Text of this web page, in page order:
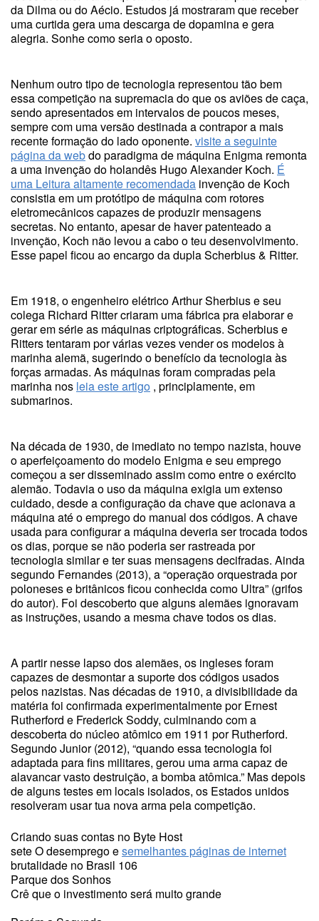
da Dilma ou do Aécio. Estudos já mostraram que receber
uma curtida gera uma descarga de dopamina e gera
alegria. Sonhe como seria o oposto.
Nenhum outro tipo de tecnologia representou tão bem
essa competição na supremacia do que os aviões de caça,
sendo apresentados em intervalos de poucos meses,
sempre com uma versão destinada a contrapor a mais
recente formação do lado oponente. visite a seguinte
página da webdo paradigma de máquina Enigma remonta
a uma invenção do holandês Hugo Alexander Koch. É
uma Leitura altamente recomendada invenção de Koch
consistia em um protótipo de máquina com rotores
eletromecânicos capazes de produzir mensagens
secretas. No entanto, apesar de haver patenteado a
invenção, Koch não levou a cabo o teu desenvolvimento.
Esse papel ficou ao encargo da dupla Scherbius & Ritter.
Em 1918, o engenheiro elétrico Arthur Sherbius e seu
colega Richard Ritter criaram uma fábrica pra elaborar e
gerar em série as máquinas criptográficas. Scherbius e
Ritters tentaram por várias vezes vender os modelos à
marinha alemã, sugerindo o benefício da tecnologia às
forças armadas. As máquinas foram compradas pela
marinha nos leia este artigo , principlamente, em
submarinos.
Na década de 1930, de imediato no tempo nazista, houve
o aperfeiçoamento do modelo Enigma e seu emprego
começou a ser disseminado assim como entre o exército
alemão. Todavia o uso da máquina exigia um extenso
cuidado, desde a configuração da chave que acionava a
máquina até o emprego do manual dos códigos. A chave
usada para configurar a máquina deveria ser trocada todos
os dias, porque se não poderia ser rastreada por
tecnologia similar e ter suas mensagens decifradas. Ainda
segundo Fernandes (2013), a “operação orquestrada por
poloneses e britânicos ficou conhecida como Ultra” (grifos
do autor). Foi descoberto que alguns alemães ignoravam
as instruções, usando a mesma chave todos os dias.
A partir nesse lapso dos alemães, os ingleses foram
capazes de desmontar a suporte dos códigos usados
pelos nazistas. Nas décadas de 1910, a divisibilidade da
matéria foi confirmada experimentalmente por Ernest
Rutherford e Frederick Soddy, culminando com a
descoberta do núcleo atômico em 1911 por Rutherford.
Segundo Junior (2012), “quando essa tecnologia foi
adaptada para fins militares, gerou uma arma capaz de
alavancar vasto destruição, a bomba atômica.” Mas depois
de alguns testes em locais isolados, os Estados unidos
resolveram usar tua nova arma pela competição.
Criando suas contas no Byte Host
sete O desemprego esemelhantes páginas de internet
brutalidade no Brasil 106
Parque dos Sonhos
Crê que o investimento será muito grande